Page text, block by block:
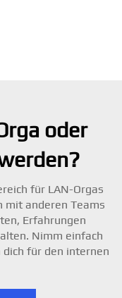
oder
für LAN-Orgas
mit anderen Teams
Erfahrungen
Nimm einfach
für den internen